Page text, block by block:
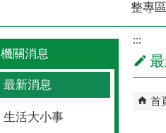
整專區
機關消息
最新消息
生活大小事
:::
首